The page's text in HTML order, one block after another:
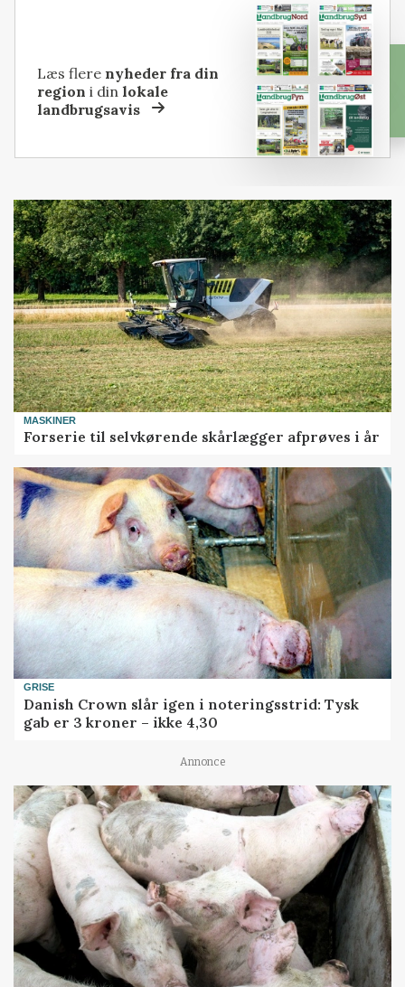
Læs flere nyheder fra din
region i dinlokale
landbrugsavis
MASKINER
Forserie til selvkørende skårlægger afprøves i år
GRISE
Danish Crown slår igen i noteringsstrid: Tysk
gab er 3 kroner – ikke 4,30
Annonce